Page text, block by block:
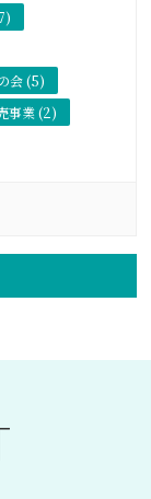
会 (5)
事業 (2)